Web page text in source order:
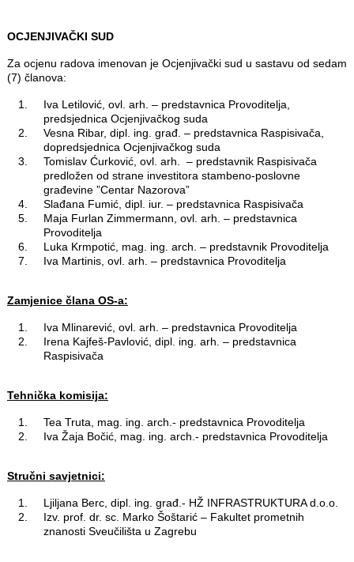
OCJENJIVAČKI SUD
Za ocjenu radova imenovan je Ocjenjivački sud u sastavu od sedam
(7) članova:
Iva Letilović, ovl. arh. – predstavnica Provoditelja,
predsjednica Ocjenjivačkog suda
Vesna Ribar, dipl. ing. građ. – predstavnica Raspisivača,
dopredsjednica Ocjenjivačkog suda
Tomislav Ćurković, ovl. arh. – predstavnik Raspisivača
predložen od strane investitora stambeno-poslovne
građevine ”Centar Nazorova”
Slađana Fumić, dipl. iur. – predstavnica Raspisivača
Maja Furlan Zimmermann, ovl. arh. – predstavnica
Provoditelja
Luka Krmpotić, mag. ing. arch. – predstavnik Provoditelja
Iva Martinis, ovl. arh. – predstavnica Provoditelja
Zamjenice člana OS-a:
Iva Mlinarević, ovl. arh. – predstavnica Provoditelja
Irena Kajfeš-Pavlović, dipl. ing. arh. – predstavnica
Raspisivača
Tehnička komisija:
Tea Truta, mag. ing. arch.- predstavnica Provoditelja
Iva Žaja Bočić, mag. ing. arch.- predstavnica Provoditelja
Stručni savjetnici:
Ljiljana Berc, dipl. ing. građ.- HŽ INFRASTRUKTURA d.o.o.
Izv. prof. dr. sc. Marko Šoštarić – Fakultet prometnih
znanosti Sveučilišta u Zagrebu